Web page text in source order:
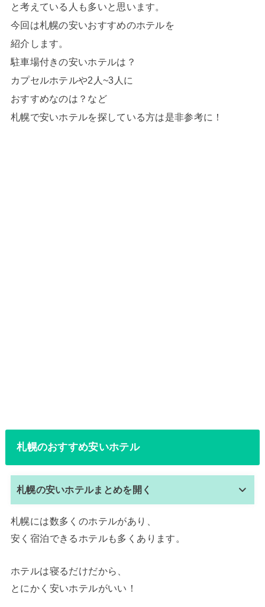
と考えている人も多いと思います。
今回は札幌の安いおすすめのホテルを
紹介します。
駐車場付きの安いホテルは？
カプセルホテルや2人~3人に
おすすめなのは？など
札幌で安いホテルを探している方は是非参考に！
札幌のおすすめ安いホテル
札幌の安いホテルまとめを開く
札幌には数多くのホテルがあり、
安く宿泊できるホテルも多くあります。
ホテルは寝るだけだから、
とにかく安いホテルがいい！